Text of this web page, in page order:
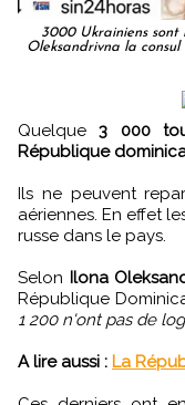
3000 Ukrainiens sont
Oleksandrivna la
Quelque3 000
République
Ils ne peuvent
aériennes. En effet
russe dans le pays.
Selon Ilona
République
1 200 n'ont pas de
A lire aussi : La